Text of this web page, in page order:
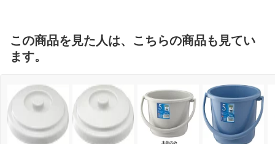
この商品を見た人は、こちらの商品も見てい
ます。